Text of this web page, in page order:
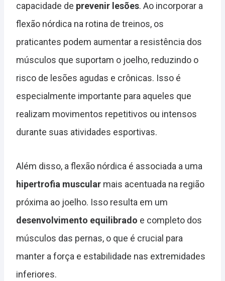
capacidade de prevenir lesões. Ao incorporar a
flexão nórdica na rotina de treinos, os
praticantes podem aumentar a resistência dos
músculos que suportam o joelho, reduzindo o
risco de lesões agudas e crônicas. Isso é
especialmente importante para aqueles que
realizam movimentos repetitivos ou intensos
durante suas atividades esportivas.
Além disso, a flexão nórdica é associada a uma
hipertrofia muscular mais acentuada na região
próxima ao joelho. Isso resulta em um
desenvolvimento equilibrado e completo dos
músculos das pernas, o que é crucial para
manter a força e estabilidade nas extremidades
inferiores.